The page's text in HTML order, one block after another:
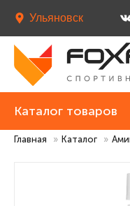
Ульяновск
Каталог товаров
Главная » Каталог »